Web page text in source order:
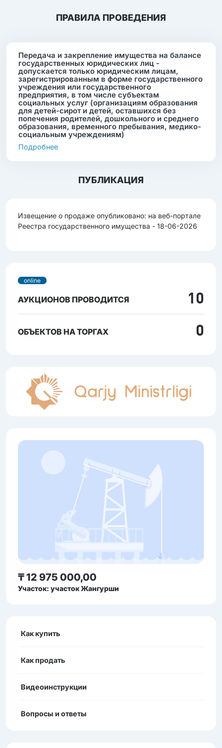
ПРАВИЛА ПРОВЕДЕНИЯ
Передача и закрепление имущества на балансе
государственных юридических лиц -
допускается только юридическим лицам,
зарегистрированным в форме государственного
учреждения или государственного
предприятия, в том числе субъектам
социальных услуг (организациям образования
для детей-сирот и детей, оставшихся без
попечения родителей, дошкольного и среднего
образования, временного пребывания, медико-
социальным учреждениям)
Подробнее
ПУБЛИКАЦИЯ
Извещение о продаже опубликовано: на веб-портале
Реестра государственного имущества - 18-06-2026
online
АУКЦИОНОВ ПРОВОДИТСЯ 10
ОБЪЕКТОВ НА ТОРГАХ 0
₸ 12 975 000,00
Участок: участок Жангурши
Как купить
Как продать
Видеоинструкции
Вопросы и ответы